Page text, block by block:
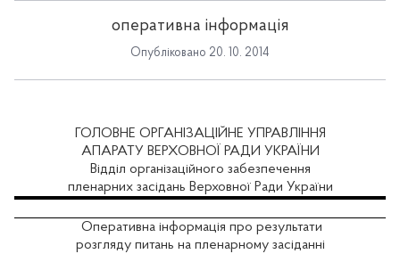
оперативна інформація
Опубліковано 20. 10. 2014
ГОЛОВНЕ ОРГАНІЗАЦІЙНЕ УПРАВЛІННЯ
АПАРАТУ ВЕРХОВНОЇ РАДИ УКРАЇНИ
Відділ організаційного забезпечення
пленарних засідань Верховної Ради України
Оперативна інформація про результати
розгляду питань на пленарному засіданні